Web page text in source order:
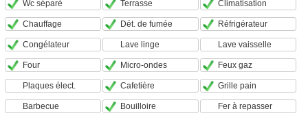
Wc séparé Terrasse Climatisation
Chauffage Dét. de fumée Réfrigérateur
Congélateur Lave linge Lave vaisselle
Four Micro-ondes Feux gaz
Plaques élect. Cafetière Grille pain
Barbecue Bouilloire Fer à repasser